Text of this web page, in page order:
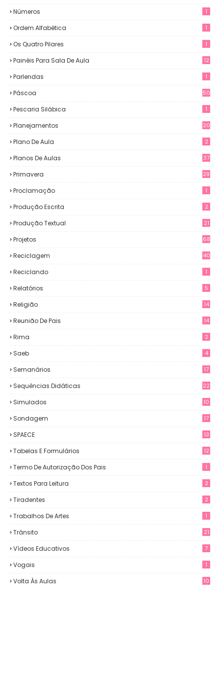
Números 1
Ordem Alfabética 1
Os Quatro Pilares 1
Painéis Para Sala De Aula
12
Parlendas 1
Páscoa 50
Pescaria Silábica 1
Planejamentos 20
Plano De Aula 2
Planos De Aulas 37
Primavera 29
Proclamação 1
Produção Escrita 2
Produção Textual 21
Projetos 68
Reciclagem 40
Reciclando 1
Relatórios 5
Religião 14
Reunião De Pais 14
Rima 2
Saeb 4
Semanários 17
Sequências Didáticas 22
Simulados 10
Sondagem 17
SPAECE 13
Tabelas E Formulários 12
Termo De Autorização Dos Pais 1
Textos Para Leitura 2
Tiradentes 2
Trabalhos De Artes 1
Trânsito 21
Vídeos Educativos 7
Vogais 1
Volta Às Aulas
10